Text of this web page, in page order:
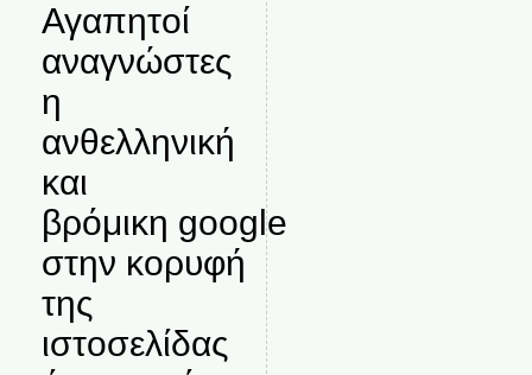
Αγαπητοί
αναγνώστες
η
ανθελληνική
και
βρόμικη google
στην κορυφή
της
ιστοσελίδας